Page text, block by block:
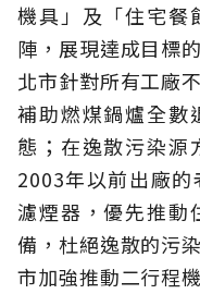
機具」及「住宅餐
陣，展現達成目標
北市針對所有工廠
補助燃煤鍋爐全數
態；在逸散污染源
2003年以前出廠
濾煙器，優先推動
備，杜絕逸散的污
市加強推動二行程